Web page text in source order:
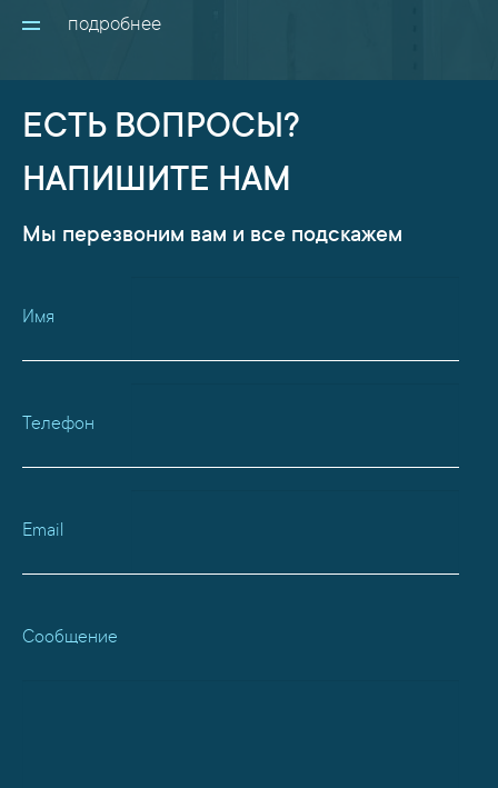
подробнее
ЕСТЬ ВОПРОСЫ?
НАПИШИТЕ НАМ
Мы перезвоним вам и все подскажем
Имя
Телефон
Email
Сообщение